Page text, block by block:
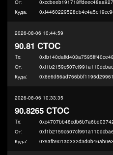
От:
Куда:
2026-08-06 10:44:59
90.81 CTOC
Tx:
От:
Куда:
2026-08-06 10:33:35
90.8265 CTOC
Tx:
От:
Куда: